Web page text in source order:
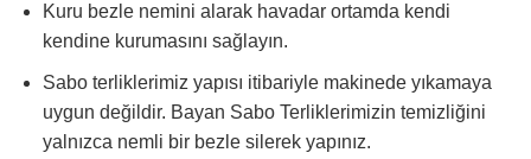
Kuru bezle nemini alarak havadar ortamda kendi
kendine kurumasını sağlayın.
Sabo terliklerimiz yapısı itibariyle makinede yıkamaya
uygun değildir. Bayan Sabo Terliklerimizin temizliğini
yalnızca nemli bir bezle silerek yapınız.